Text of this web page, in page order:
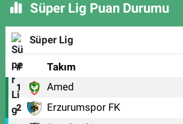
Süper Lig Puan Durumu
Süper Lig
# Takım
1 Amed
2 Erzurumspor FK